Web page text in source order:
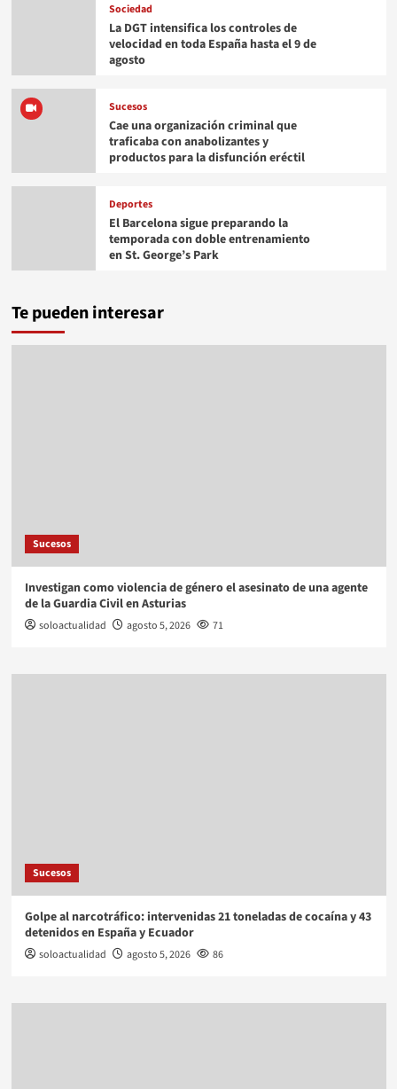
Sociedad
La DGT intensifica los controles de
velocidad en toda España hasta el 9 de
agosto
Sucesos
Cae una organización criminal que
traficaba con anabolizantes y
productos para la disfunción eréctil
Deportes
El Barcelona sigue preparando la
temporada con doble entrenamiento
en St. George’s Park
Te pueden interesar
Sucesos
Investigan como violencia de género el asesinato de una agente
de la Guardia Civil en Asturias
soloactualidad agosto 5, 2026 71
Sucesos
Golpe al narcotráfico: intervenidas 21 toneladas de cocaína y 43
detenidos en España y Ecuador
soloactualidad agosto 5, 2026 86